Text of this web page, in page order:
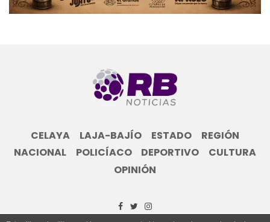
CELAYA LAJA-BAJÍO ESTADO
REGIÓN
NACIONAL
POLICÍACO DEPORTIVO
CULTURA
OPINIÓN